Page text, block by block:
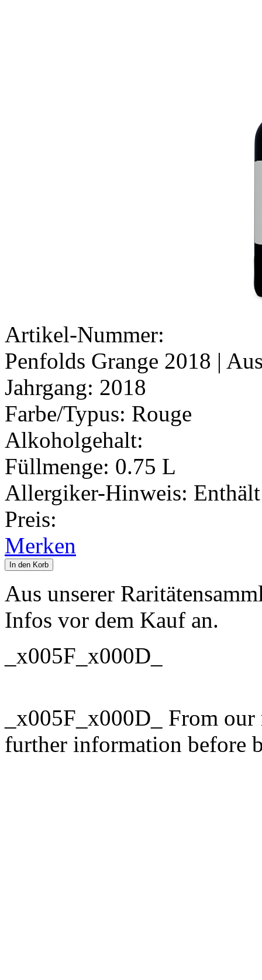
Artikel-Nummer:
Penfolds Grange 2018 |
Jahrgang: 2018
Farbe/Typus: Rouge
Alkoholgehalt:
Füllmenge: 0.75 L
Allergiker-Hinweis:
Preis:
Merken
In den Korb
Aus unserer
Infos vor dem Kauf an.
_x005F_x000D_
_x005F_x000D_ From
further information before